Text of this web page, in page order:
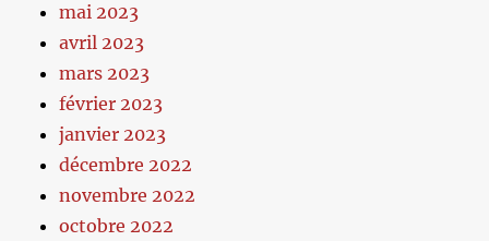
mai 2023
avril 2023
mars 2023
février 2023
janvier 2023
décembre 2022
novembre 2022
octobre 2022